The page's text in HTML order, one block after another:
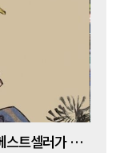
[특별기고: 松山] 반일문학은 어떻게 베스트셀러가 되는가?